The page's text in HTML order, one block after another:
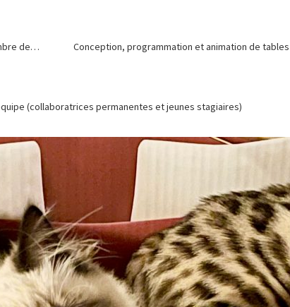
de… Conception, programmation et animation de
(collaboratrices permanentes et jeunes stagiaires)